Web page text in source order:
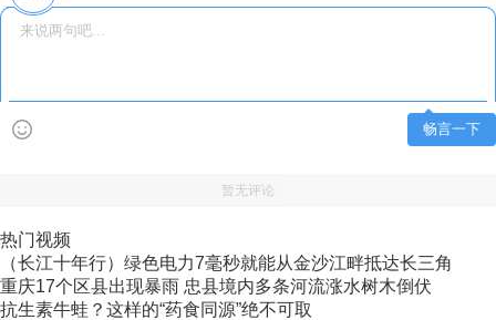
畅言一下
暂无评论
热门视频
（长江十年行）绿色电力7毫秒就能从金沙江畔抵达长三角
重庆17个区县出现暴雨 忠县境内多条河流涨水树木倒伏
抗生素牛蛙？这样的“药食同源”绝不可取